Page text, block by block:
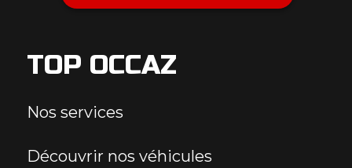
TOP OCCAZ
Nos services
Découvrir nos véhicules